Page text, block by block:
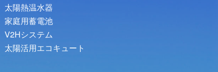
太陽熱温水器
家庭用蓄電池
V2Hシステム
太陽活用エコキュート